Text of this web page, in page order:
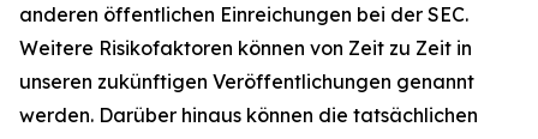
anderen öffentlichen Einreichungen bei der SEC.
Weitere Risikofaktoren können von Zeit zu Zeit in
unseren zukünftigen Veröffentlichungen genannt
werden. Darüber hinaus können die tatsächlichen